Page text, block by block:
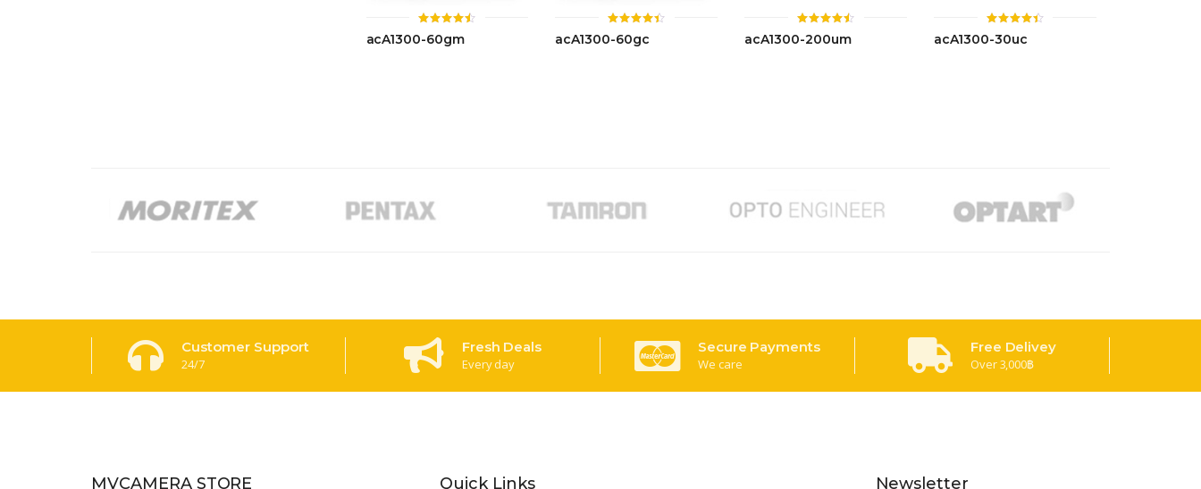
ให้
คะแนน
acA1300-60gm
ให้
คะแนน
acA1300-60gc
ให้
คะแนน
acA1300-200um
ให้
คะแนน
acA1300-30uc
Customer Support
24/7
Fresh Deals
Every day
Secure Payments
We care
Free Delivey
Over 3,000฿
MVCAMERA STORE Quick Links Newsletter